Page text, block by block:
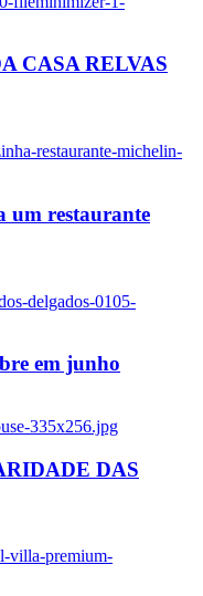
CASA RELVAS
restaurante-michelin-
um restaurante
delgados-0105-
em junho
335x256.jpg
DAS
villa-premium-